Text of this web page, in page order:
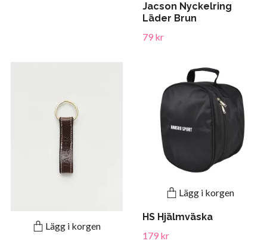
Jacson Nyckelring
Läder Brun
79 kr
Lägg i korgen
Lägg i korgen
HS Hjälmväska
179 kr